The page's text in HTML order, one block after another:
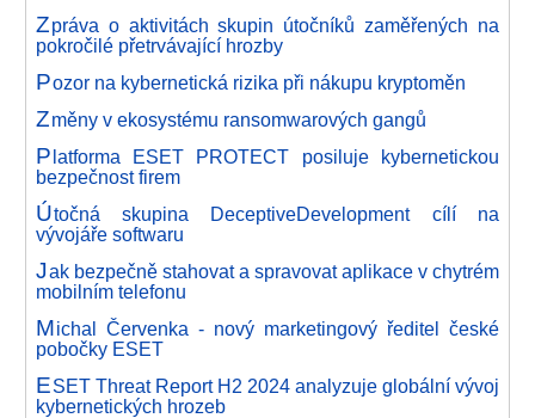
Zpráva o aktivitách skupin útočníků zaměřených na
pokročilé přetrvávající hrozby
Pozor na kybernetická rizika při nákupu kryptoměn
Změny v ekosystému ransomwarových gangů
Platforma ESET PROTECT posiluje kybernetickou
bezpečnost firem
Útočná skupina DeceptiveDevelopment cílí na
vývojáře softwaru
Jak bezpečně stahovat a spravovat aplikace v chytrém
mobilním telefonu
Michal Červenka - nový marketingový ředitel české
pobočky ESET
ESET Threat Report H2 2024 analyzuje globální vývoj
kybernetických hrozeb